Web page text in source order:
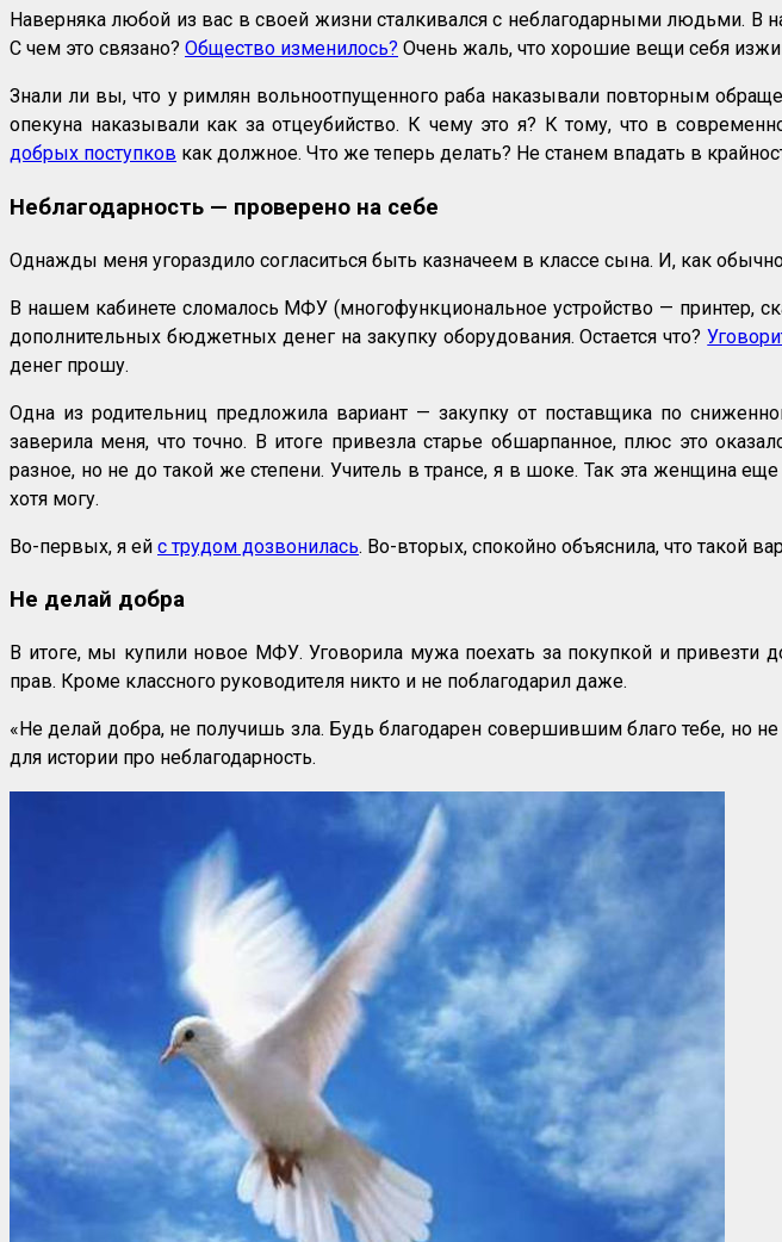
Наверняка любой из вас в своей жизни сталкивался с неблагодарными людьми. В
С чем это связано? Общество изменилось? Очень жаль, что хорошие вещи себя
Знали ли вы, что у римлян вольноотпущенного раба наказывали повторным
опекуна наказывали как за отцеубийство. К чему это я? К тому, что в
добрых поступков как должное. Что же теперь делать? Не станем впадать в
Неблагодарность — проверено на себе
Однажды меня угораздило согласиться быть казначеем в классе сына. И, как
В нашем кабинете сломалось МФУ (многофункциональное устройство — принтер,
дополнительных бюджетных денег на закупку оборудования. Остается что?
денег прошу.
Одна из родительниц предложила вариант — закупку от поставщика по
заверила меня, что точно. В итоге привезла старье обшарпанное, плюс это
разное, но не до такой же степени. Учитель в трансе, я в шоке. Так эта женщина
хотя могу.
Во-первых, я ей с трудом дозвонилась. Во-вторых, спокойно объяснила, что такой
Не делай добра
В итоге, мы купили новое МФУ. Уговорила мужа поехать за покупкой и привезти
прав. Кроме классного руководителя никто и не поблагодарил даже.
«Не делай добра, не получишь зла. Будь благодарен совершившим благо тебе, но
для истории про неблагодарность.